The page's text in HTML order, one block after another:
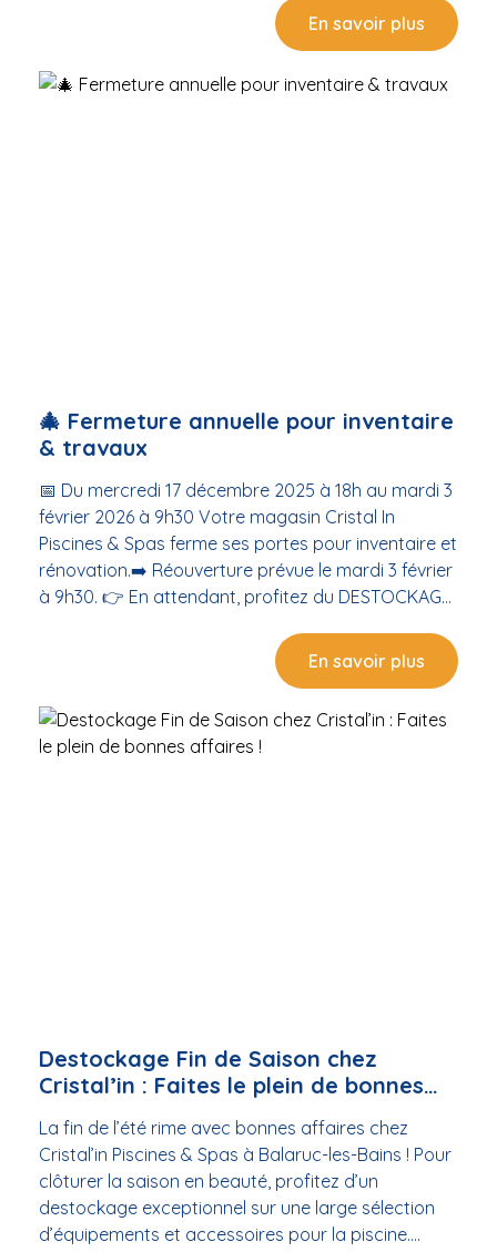
temporaire nous permet de vous proposer : Un
espace modernisé et plus accueillant Une mise en
valeur optimisée de nos produits Un parcours
client plus fluide Toujours les mêmes conseils
En savoir plus
🎄 Fermeture annuelle pour inventaire
& travaux
📅 Du mercredi 17 décembre 2025 à 18h au mardi 3
février 2026 à 9h30 Votre magasin Cristal In
Piscines & Spas ferme ses portes pour inventaire et
rénovation.➡️ Réouverture prévue le mardi 3 février
à 9h30. 👉 En attendant, profitez du DESTOCKAGE
piscine Accessoires & équipements Robots
électriques Traitements d’eau🛍️ … à prix réduits
dans la limite des stocks disponibles ! Nous restons
à votre écoute jusqu’à la fermeture pour vous
conseiller et vous accompagner.Merci pour votre
En savoir plus
Destockage Fin de Saison chez
Cristal’in : Faites le plein de bonnes
La fin de l’été rime avec bonnes affaires chez
Cristal’in Piscines & Spas à Balaruc-les-Bains ! Pour
clôturer la saison en beauté, profitez d’un
destockage exceptionnel sur une large sélection
d’équipements et accessoires pour la piscine.